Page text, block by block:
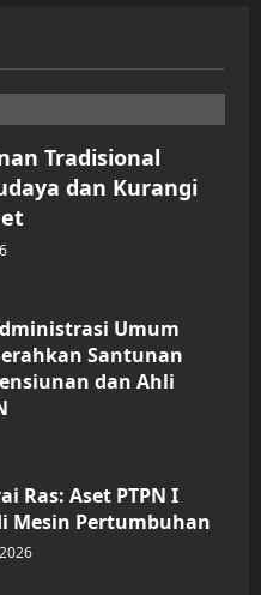
Tradisional
dan Kurangi
Umum
Santunan
dan Ahli
Ras: Aset PTPN I
Mesin Pertumbuhan